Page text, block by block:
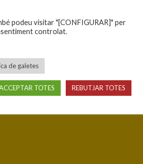
podeu visitar "[CONFIGURAR]" per
controlat.
de galetes
TOTES REBUTJAR TOTES